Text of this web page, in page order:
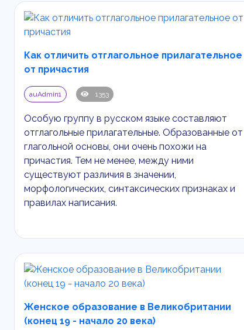
Как отличить отглагольное прилагательное
от причастия
auAdmin1 1353
Особую группу в русском языке составляют
отглагольные прилагательные. Образованные от
глагольной основы, они очень похожи на
причастия. Тем не менее, между ними
существуют различия в значении,
морфологических, синтаксических признаках и
правилах написания.
Женское образование в Великобритании
(конец 19 - начало 20 века)